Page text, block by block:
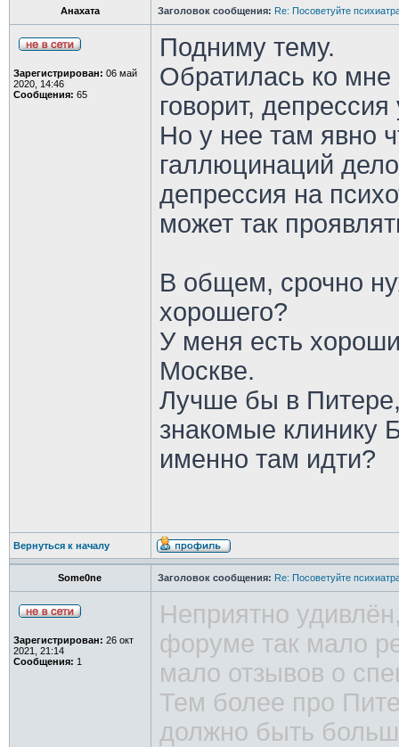
Анахата Заголовок сообщения: Re: Посоветуйте
Зарегистрирован: 06 май
2020, 14:46
Сообщения: 65
Подниму тему.
Обратилась ко
говорит,
Но у нее там явно
галлюцинаций
депрессия на
может так
В общем, срочно
хорошего?
У меня есть
Москве.
Лучше бы в
знакомые клинику
именно там идти?
Вернуться к началу
Some0ne Заголовок сообщения: Re: Посоветуйте
Зарегистрирован: 26 окт
2021, 21:14
Сообщения: 1
Неприятно
форуме так мало
мало отзывов о
Тем более про
должно быть